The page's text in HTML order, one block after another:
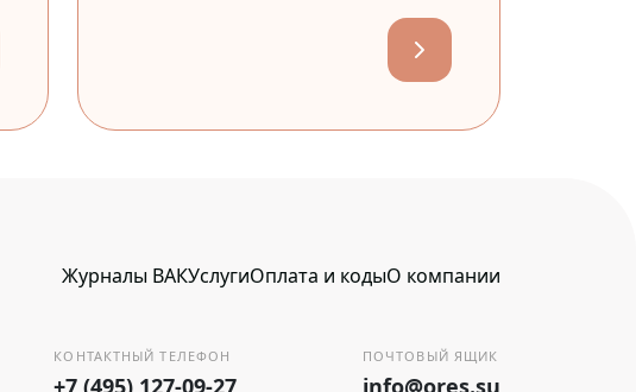
Журналы ВАКУслугиОплата и кодыО компании
КОНТАКТНЫЙ ТЕЛЕФОН
+7 (495) 127-09-27
ПОЧТОВЫЙ ЯЩИК
info@ores.su